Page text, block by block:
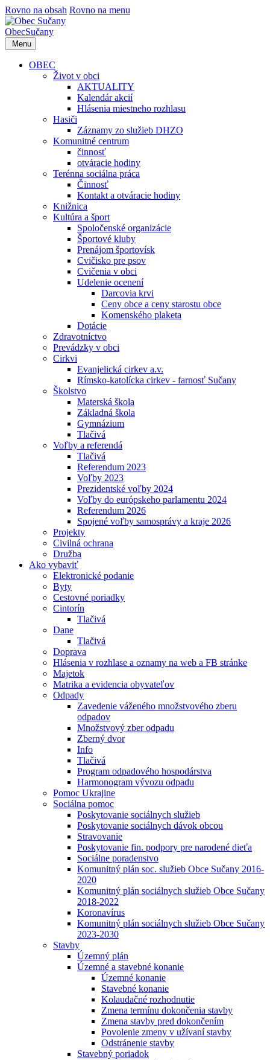
Rovno na obsah Rovno na menu
ObecSučany
Menu
OBEC
Život v obci
AKTUALITY
Kalendár akcií
Hlásenia miestneho rozhlasu
Hasiči
Záznamy zo služieb DHZO
Komunitné centrum
činnosť
otváracie hodiny
Terénna sociálna práca
Činnosť
Kontakt a otváracie hodiny
Knižnica
Kultúra a šport
Spoločenské organizácie
Športové kluby
Prenájom športovísk
Cvičisko pre psov
Cvičenia v obci
Udelenie ocenení
Darcovia krvi
Ceny obce a ceny starostu obce
Komenského plaketa
Dotácie
Zdravotníctvo
Prevádzky v obci
Cirkvi
Evanjelická cirkev a.v.
Rímsko-katolícka cirkev - farnosť Sučany
Školstvo
Materská škola
Základná škola
Gymnázium
Tlačivá
Voľby a referendá
Tlačivá
Referendum 2023
Voľby 2023
Prezidentské voľby 2024
Voľby do európskeho parlamentu 2024
Referendum 2026
Spojené voľby samosprávy a kraje 2026
Projekty
Civilná ochrana
Družba
Ako vybaviť
Elektronické podanie
Byty
Cestovné poriadky
Cintorín
Tlačivá
Dane
Tlačivá
Doprava
Hlásenia v rozhlase a oznamy na web a FB stránke
Majetok
Matrika a evidencia obyvateľov
Odpady
Zavedenie váženého množstvového zberu
odpadov
Množstvový zber odpadu
Zberný dvor
Info
Tlačivá
Program odpadového hospodárstva
Harmonogram vývozu odpadu
Pomoc Ukrajine
Sociálna pomoc
Poskytovanie sociálnych služieb
Poskytovanie sociálnych dávok obcou
Stravovanie
Poskytovanie fin. podpory pre narodené dieťa
Sociálne poradenstvo
Komunitný plán soc. služieb Obce Sučany 2016-
2020
Komunitný plán sociálnych služieb Obce Sučany
2018-2022
Koronavírus
Komunitný plán sociálnych služieb Obce Sučany
2023-2030
Stavby
Územný plán
Územné a stavebné konanie
Územné konanie
Stavebné konanie
Kolaudačné rozhodnutie
Zmena termínu dokončenia stavby
Zmena stavby pred dokončením
Povolenie zmeny v užívaní stavby
Odstránenie stavby
Stavebný poriadok